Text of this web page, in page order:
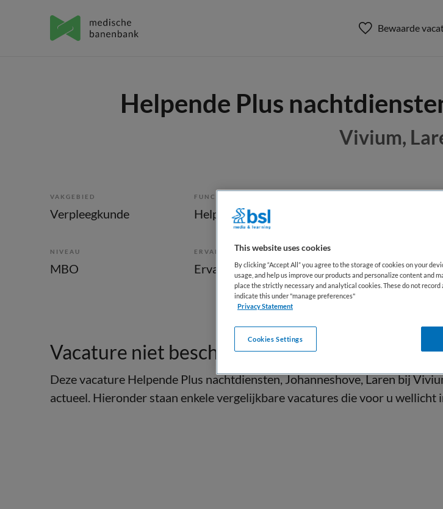
Bewaarde
Helpende Plus
Vivium,
VAKGEBIED
Verpleegkunde
FUNCTIE
Helpende
NIVEAU
MBO
ERVARING
Ervaren Parttime
Vacature niet beschikbaar
Deze vacature Helpende Plus nachtdiensten, Johanneshove, Laren bij
actueel. Hieronder staan enkele vergelijkbare vacatures die voor u wellicht
This website uses cookies
By clicking “Accept All” you agree to the storage of cookies on your
usage, and help us improve our products and personalize content and
place the strictly necessary and analytical cookies. These do not
indicate this under "manage preferences"
Privacy Statement
Cookies Settings